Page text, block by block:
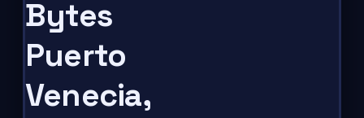
Bytes
Puerto
Venecia,